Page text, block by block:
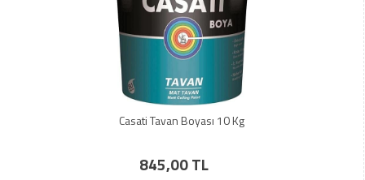
Casati Tavan Boyası 10 Kg
845,00 TL